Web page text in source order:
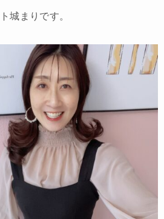
城まりです。